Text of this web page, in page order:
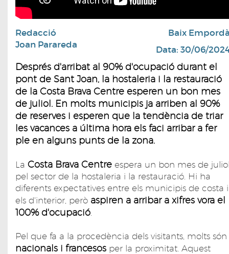
Redacció
Joan Parareda
Baix
Data: 30/06/
Després d'arribat al 90% d'ocupació durant el
pont de Sant Joan, la hostaleria i la restauració
de la Costa Brava Centre esperen un bon mes
de juliol. En molts municipis ja arriben al 90%
de reserves i esperen que la tendència de triar
les vacances a última hora els faci arribar a fer
ple en alguns punts de la zona.
La Costa Brava Centre espera un bon mes de
pel sector de la hostaleria i la restauració. Hi ha
diferents expectatives entre els municipis de costa i
els d'interior, però aspiren a arribar a xifres vora el
100% d'ocupació
Pel que fa a la procedència dels visitants, molts són
nacionals i francesos per la proximitat. Aquest